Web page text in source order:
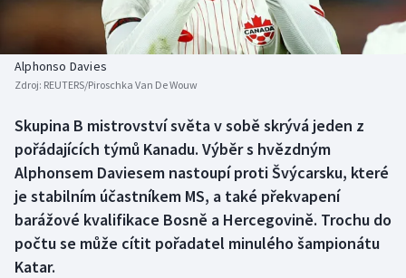
Biatlon
Boby a skeleton
Box
Curling
Dostihy
Florbal
Aplikace ČT sport
AZ kvíz
Alphonso Davies
Zdroj: REUTERS/Piroschka Van De Wouw
Skupina B mistrovství světa v sobě skrývá jeden z
pořádajících týmů Kanadu. Výběr s hvězdným
Alphonsem Daviesem nastoupí proti Švýcarsku, které
je stabilním účastníkem MS, a také překvapení
barážové kvalifikace Bosně a Hercegovině. Trochu do
počtu se může cítit pořadatel minulého šampionátu
Katar.